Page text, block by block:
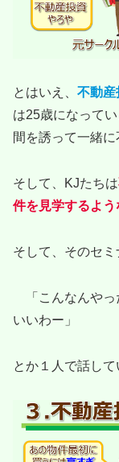
とはいえ、 不動産
は25歳になって
間を誘って一緒
そして、KJたちは
件を見学するよ
そして、そのセミ
「こんなんやっ
いいわー」
とか１人で話し